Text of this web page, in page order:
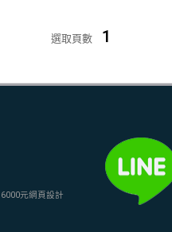
選取頁數 1
6000元網頁設計